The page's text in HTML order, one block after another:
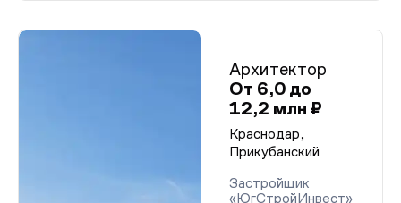
Архитектор
От 6,0 до
12,2 млн ₽
Краснодар,
Прикубанский
Застройщик
«ЮгСтройИнвест»